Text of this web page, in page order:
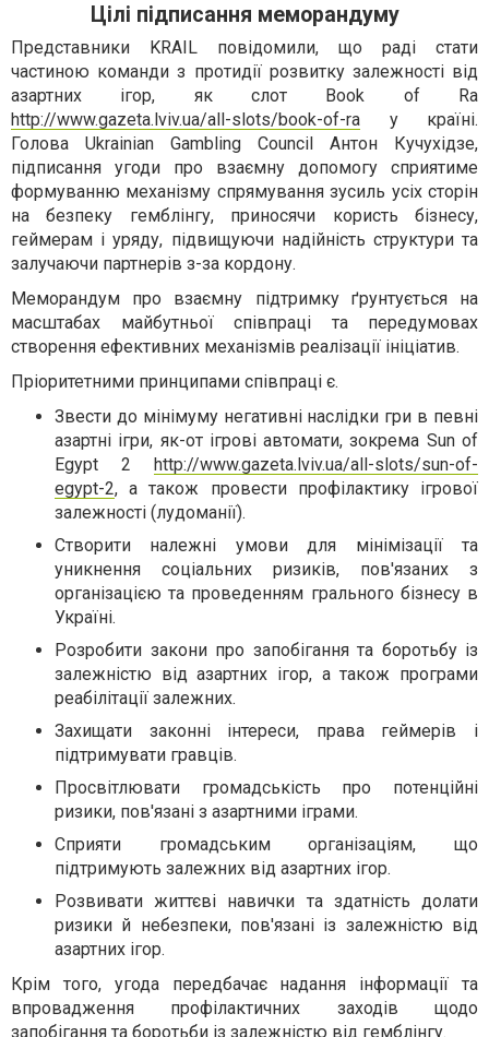
Цілі підписання меморандуму
Представники KRAIL повідомили, що раді стати
частиною команди з протидії розвитку залежності від
азартних ігор, як слот Book of Ra
http://www.gazeta.lviv.ua/all-slots/book-of-ra у країні.
Голова Ukrainian Gambling Council Антон Кучухідзе,
підписання угоди про взаємну допомогу сприятиме
формуванню механізму спрямування зусиль усіх сторін
на безпеку гемблінгу, приносячи користь бізнесу,
геймерам і уряду, підвищуючи надійність структури та
залучаючи партнерів з-за кордону.
Меморандум про взаємну підтримку ґрунтується на
масштабах майбутньої співпраці та передумовах
створення ефективних механізмів реалізації ініціатив.
Пріоритетними принципами співпраці є.
Звести до мінімуму негативні наслідки гри в певні
азартні ігри, як-от ігрові автомати, зокрема Sun of
Egypt 2 http://www.gazeta.lviv.ua/all-slots/sun-of-
egypt-2, а також провести профілактику ігрової
залежності (лудоманії).
Створити належні умови для мінімізації та
уникнення соціальних ризиків, пов'язаних з
організацією та проведенням грального бізнесу в
Україні.
Розробити закони про запобігання та боротьбу із
залежністю від азартних ігор, а також програми
реабілітації залежних.
Захищати законні інтереси, права геймерів і
підтримувати гравців.
Просвітлювати громадськість про потенційні
ризики, пов'язані з азартними іграми.
Сприяти громадським організаціям, що
підтримують залежних від азартних ігор.
Розвивати життєві навички та здатність долати
ризики й небезпеки, пов'язані із залежністю від
азартних ігор.
Крім того, угода передбачає надання інформації та
впровадження профілактичних заходів щодо
запобігання та боротьби із залежністю від гемблінгу.